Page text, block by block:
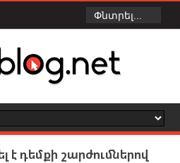
է դեմքի շարժումներով